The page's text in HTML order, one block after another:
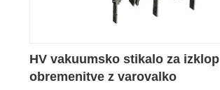
HV vakuumsko stikalo za izklop
obremenitve z varovalko